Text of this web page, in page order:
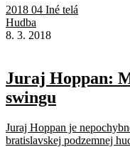
2018 04 Iné telá
Hudba
8. 3. 2018
Juraj Hoppan:
swingu
Juraj Hoppan je
bratislavskej podzemnej